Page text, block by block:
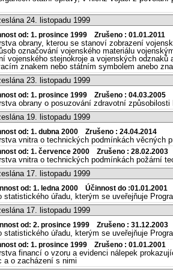
24. listopadu 1999
od: 1. prosince 1999 Zrušeno : 01.01.2011
obrany, kterou se stanoví zobrazení
označování vojenského materiálu
vojenského stejnokroje a vojenských
znakem nebo státním symbolem anebo
23. listopadu 1999
od: 1. prosince 1999 Zrušeno : 04.03.2005
obrany o posuzování zdravotní
19. listopadu 1999
od: 1. dubna 2000 Zrušeno : 24.04.2014
vnitra o technických podmínkách věcných
od: 1. července 2000 Zrušeno : 28.02.2003
vnitra o technických podmínkách požární
17. listopadu 1999
od: 1. ledna 2000 Účinnost do :01.01.2001
statistického úřadu, kterým se uveřejňuje
17. listopadu 1999
od: 2. prosince 1999 Zrušeno : 31.12.2003
statistického úřadu, kterým se uveřejňuje
od: 1. prosince 1999 Zrušeno : 01.01.2001
financí o vzoru a evidenci nálepek
a o zacházení s nimi